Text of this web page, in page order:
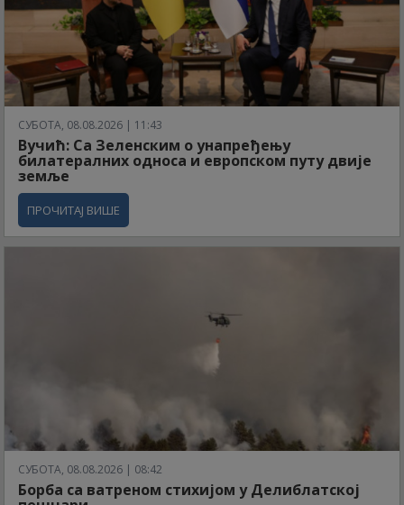
СУБОТА, 08.08.2026 | 11:43
Вучић: Са Зеленским о унапређењу
билатералних односа и европском путу двије
земље
ПРОЧИТАЈ ВИШЕ
СУБОТА, 08.08.2026 | 08:42
Борба са ватреном стихијом у Делиблатској